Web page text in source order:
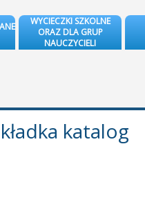
WYCIECZKI SZKOLNE
ORAZ DLA GRUP
NAUCZYCIELI
katalog